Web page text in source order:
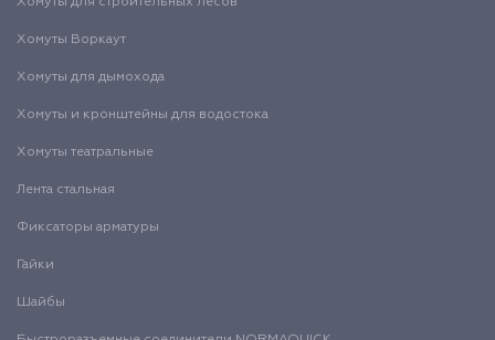
Хомуты Воркаут
Хомуты для дымохода
Хомуты и кронштейны для водостока
Хомуты театральные
Лента стальная
Фиксаторы арматуры
Гайки
Шайбы